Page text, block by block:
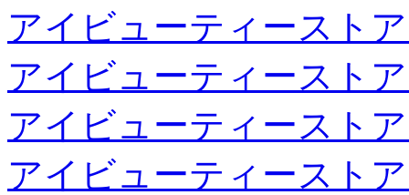
アイビューティースト
アイビューティースト
アイビューティースト
アイビューティースト